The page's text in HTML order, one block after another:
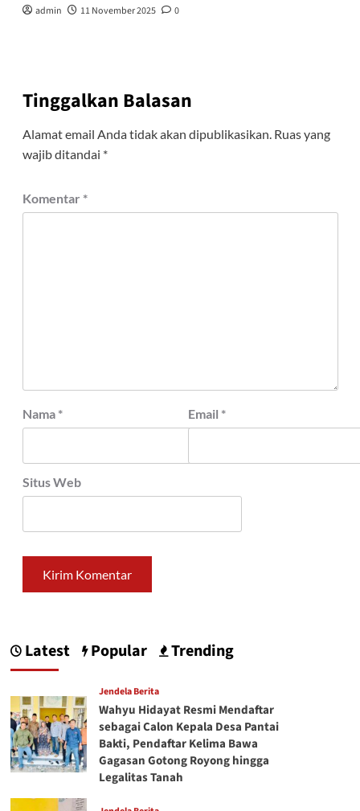
admin 11 November 2025 0
Tinggalkan Balasan
Alamat email Anda tidak akan dipublikasikan. Ruas yang
wajib ditandai *
Komentar *
Nama * Email *
Situs Web
Latest Popular Trending
Jendela Berita
Wahyu Hidayat Resmi Mendaftar
sebagai Calon Kepala Desa Pantai
Bakti, Pendaftar Kelima Bawa
Gagasan Gotong Royong hingga
Legalitas Tanah